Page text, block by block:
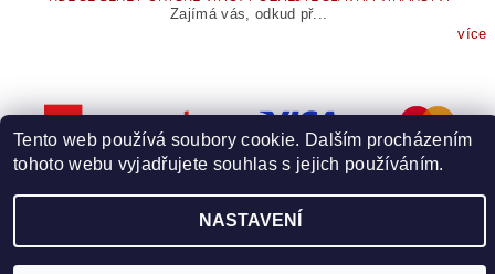
Zajímá vás, odkud př...
více
2026 © Wineme.cz, všechna práva vyhrazena Upravit nastavení cookies
Tento web používá soubory cookie. Dalším procházením
tohoto webu vyjadřujete souhlas s jejich používáním.
NASTAVENÍ